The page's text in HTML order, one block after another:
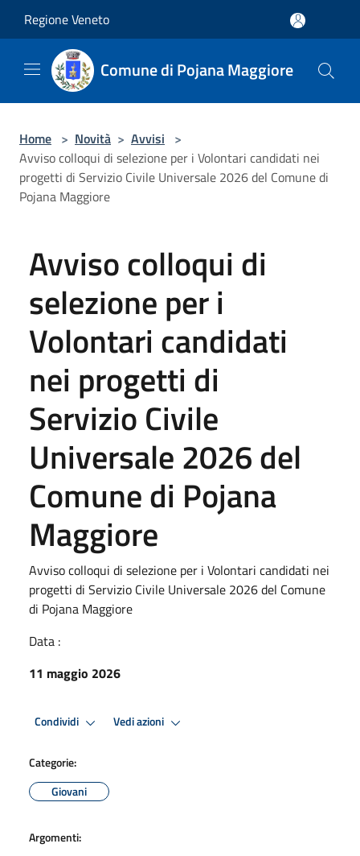
Regione Veneto
Comune di Pojana Maggiore
Home > Novità > Avvisi >
Avviso colloqui di selezione per i Volontari candidati nei
progetti di Servizio Civile Universale 2026 del Comune di
Pojana Maggiore
Avviso colloqui di
selezione per i
Volontari candidati
nei progetti di
Servizio Civile
Universale 2026 del
Comune di Pojana
Maggiore
Avviso colloqui di selezione per i Volontari candidati nei
progetti di Servizio Civile Universale 2026 del Comune
di Pojana Maggiore
Data :
11 maggio 2026
Condividi Vedi azioni
Categorie:
Giovani
Argomenti: